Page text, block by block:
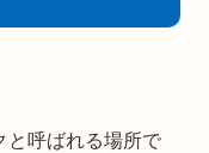
と呼ばれる場所で